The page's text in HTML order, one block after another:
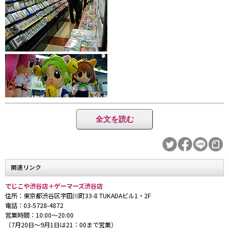
6月28日、東急本店の向かい側のビルの1Fと2Fに、2つのキャラ
クターショップが同時オープンした。運営するのは、アニメやゲ
全文を読む
関連リンク
でじこや渋谷店＋ゲーマーズ渋谷店
住所：東京都渋谷区宇田川町33-8 TUKADAビル1・2F
電話：03-5728-4872
営業時間：10:00〜20:00
（7月20日〜9月1日は21：00まで営業）